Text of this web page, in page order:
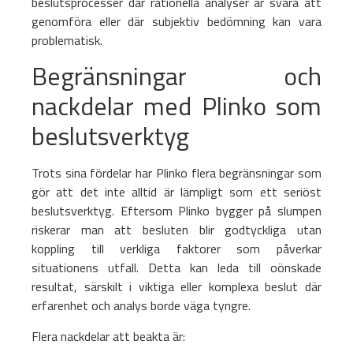
genomföra eller där subjektiv bedömning kan vara
problematisk.
Begränsningar och
nackdelar med Plinko som
beslutsverktyg
Trots sina fördelar har Plinko flera begränsningar som
gör att det inte alltid är lämpligt som ett seriöst
beslutsverktyg. Eftersom Plinko bygger på slumpen
riskerar man att besluten blir godtyckliga utan
koppling till verkliga faktorer som påverkar
situationens utfall. Detta kan leda till oönskade
resultat, särskilt i viktiga eller komplexa beslut där
erfarenhet och analys borde väga tyngre.
Flera nackdelar att beakta är: